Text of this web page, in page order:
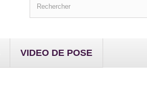
VIDEO DE POSE